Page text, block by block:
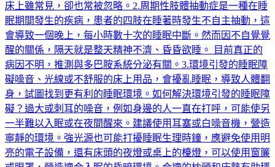
眠期間發生的疾病，患者的四肢在睡著時發生不自主抽動，這
會導致一個晚上，每小時數十次的睡眠中斷。然而因不自覺覺
醒的關係，隔天就是整天精神不濟、昏昏欲睡。 目前真正的
病因不明，推測與多巴胺系統分泌有關。3.環境引發的睡眠障
礙噪音、光線或不舒服的床上用品，會擾亂睡眠，導致人體翻
身，試圖找到更有利的睡眠環境。如何解決環境引發的睡眠障
礙？過大或刺耳的噪音，例如身邊的人一直在打呼，可能使另
一半難以入眠或在夜間醒來。建議使用耳塞或白噪音機，營造
寧靜的環境。強光源也可能打擾睡眠生理時鐘，應避免使用明
亮的電子設備，還有床頭的夜燈或桌上的檯燈，可以使用窗簾
或眼罩，營造適合入眠的昏暗環境。合適的枕頭和床墊有助穩